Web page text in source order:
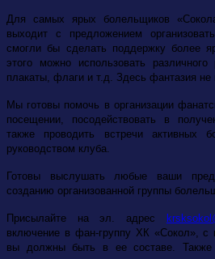
Для самых ярых болельщиков
выходит с предложением
смогли бы сделать поддержку более
этого можно использовать различного
плакаты, флаги и т.д. Здесь фантазия не
Мы готовы помочь в организации
посещении, посодействовать в
также проводить встречи активных
руководством клуба.
Готовы выслушать любые ваши
созданию организованной группы
Присылайте на эл. адрес
включение в фан-группу ХК «Сокол», с
вы должны быть в ее составе.